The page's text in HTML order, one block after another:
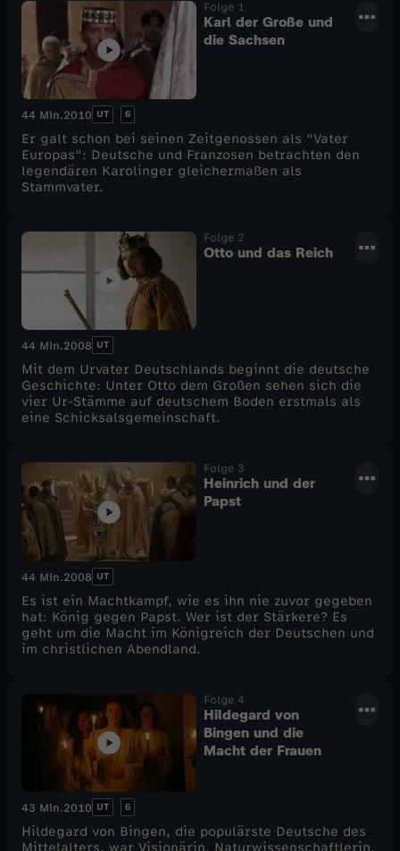
Folge 1
Karl der Große und
die Sachsen
44 Min.2010 UT 6
Er galt schon bei seinen Zeitgenossen als "Vater
Europas": Deutsche und Franzosen betrachten den
legendären Karolinger gleichermaßen als
Stammvater.
Folge 2
Otto und das Reich
44 Min.2008 UT
Mit dem Urvater Deutschlands beginnt die deutsche
Geschichte: Unter Otto dem Großen sehen sich die
vier Ur-Stämme auf deutschem Boden erstmals als
eine Schicksalsgemeinschaft.
Folge 3
Heinrich und der
Papst
44 Min.2008 UT
Es ist ein Machtkampf, wie es ihn nie zuvor gegeben
hat: König gegen Papst. Wer ist der Stärkere? Es
geht um die Macht im Königreich der Deutschen und
im christlichen Abendland.
Folge 4
Hildegard von
Bingen und die
Macht der Frauen
43 Min.2010 UT 6
Hildegard von Bingen, die populärste Deutsche des
Mittelalters, war Visionärin, Naturwissenschaftlerin,